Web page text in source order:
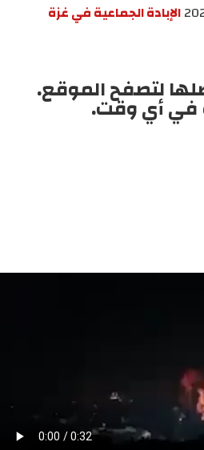
الإبادة الجماعية في غزة
لتصفح الموقع.
في أي وقت.